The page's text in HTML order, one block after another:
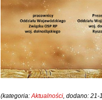
(kategoria:Aktualności, dodano: 21-